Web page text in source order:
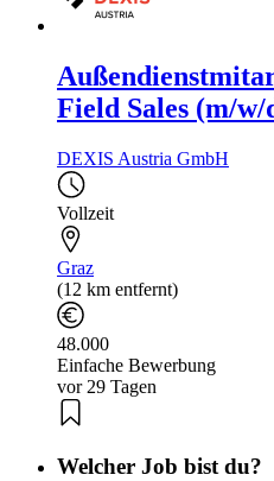
Field Sales (m/w/
DEXIS Austria GmbH
Vollzeit
Graz
(12 km entfernt)
48.000
Einfache Bewerbung
vor 29 Tagen
Welcher Job bist du?